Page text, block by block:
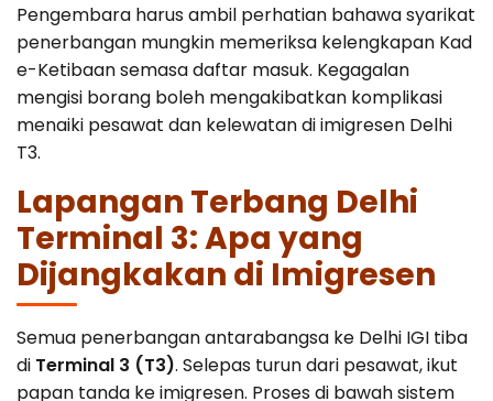
Pengembara harus ambil perhatian bahawa syarikat
penerbangan mungkin memeriksa kelengkapan Kad
e-Ketibaan semasa daftar masuk. Kegagalan
mengisi borang boleh mengakibatkan komplikasi
menaiki pesawat dan kelewatan di imigresen Delhi
T3.
Lapangan Terbang Delhi
Terminal 3: Apa yang
Dijangkakan di Imigresen
Semua penerbangan antarabangsa ke Delhi IGI tiba
di Terminal 3 (T3). Selepas turun dari pesawat, ikut
papan tanda ke imigresen. Proses di bawah sistem